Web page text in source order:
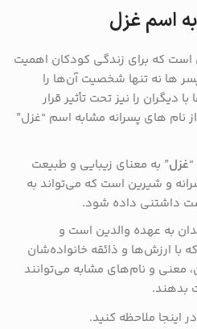
اسم غزل
که برای زندگی کودکان اهمیت
‌ها نه تنها شخصیت آن‌ها را
دیگران را نیز تحت تأثیر قرار
نام‌ های پسرانه مشابه اسم “غزل”
غزل” به معنای زیبایی و طبیعت
و شیرین است که می‌تواند به
داشتنی داده شود.
به عهده والدین است و
با ارزش‌ها و ذائقه خانواده‌شان
معنی و نام‌های مشابه می‌توانند
بدهند.
در اینجا ملاحظه کنید.